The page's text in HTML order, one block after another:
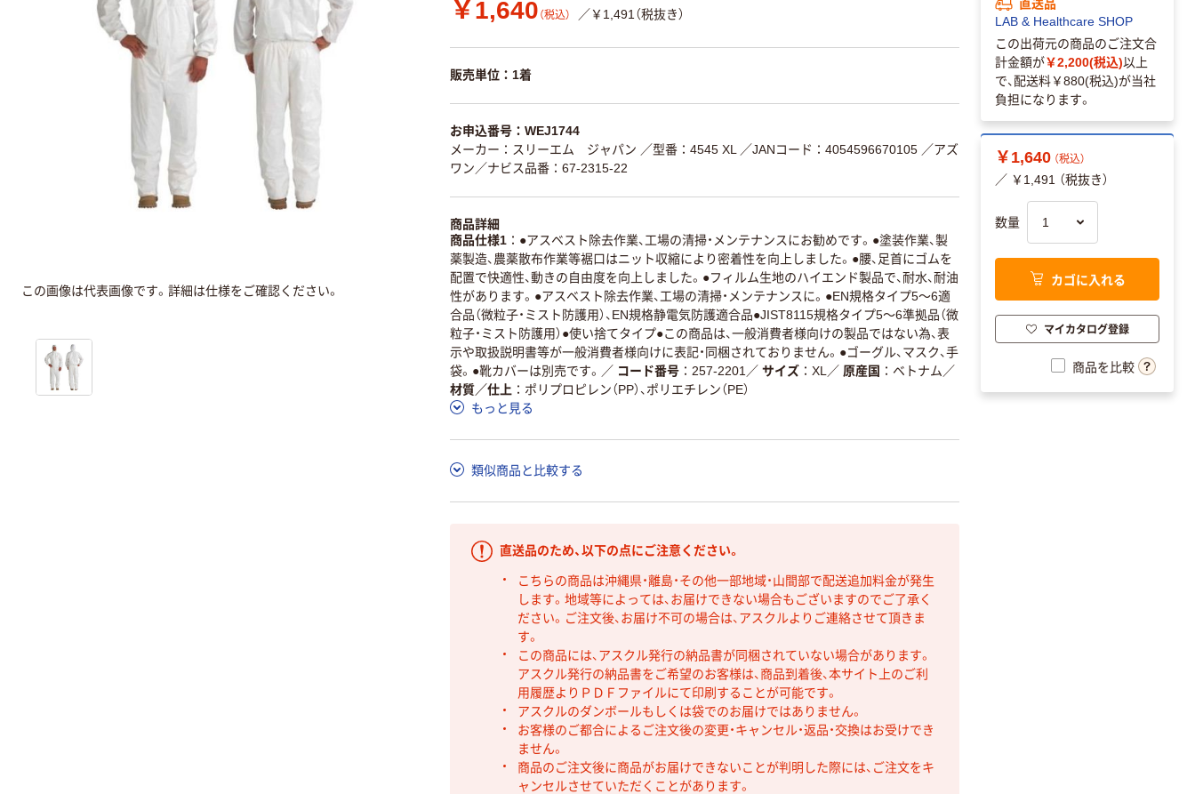
￥1,640 （税込） ／￥1,491（税抜き）
販売単位：1着
お申込番号：WEJ1744
メーカー：スリーエム ジャパン ／型番：4545 XL ／JANコード：4054596670105 ／アズ
ワン／ナビス品番：67-2315-22
商品詳細
商品仕様1
●アスベスト除去作業、工場の清掃・メンテナンスにお勧めです。●塗装作業、製
薬製造、農薬散布作業等裾口はニット収縮により密着性を向上しました。●腰、足首にゴムを
配置で快適性、動きの自由度を向上しました。●フィルム生地のハイエンド製品で、耐水、耐油
性があります。●アスベスト除去作業、工場の清掃・メンテナンスに。●EN規格タイプ5～6適
合品（微粒子・ミスト防護用）、EN規格静電気防護適合品●JIST8115規格タイプ5～6準拠品（微
粒子・ミスト防護用）●使い捨てタイプ●この商品は、一般消費者様向けの製品ではない為、表
示や取扱説明書等が一般消費者様向けに表記・同梱されておりません。●ゴーグル、マスク、手
袋。●靴カバーは別売です。 ／ コード番号 257-2201 ／ サイズ XL ／ 原産国 ベトナム ／
材質／仕上
ポリプロピレン（PP）、ポリエチレン（PE）
もっと見る
類似商品と比較する
直送品のため、以下の点にご注意ください。
こちらの商品は沖縄県・離島・その他一部地域・山間部で配送追加料金が発生
します。地域等によっては、お届けできない場合もございますのでご了承く
ださい。ご注文後、お届け不可の場合は、アスクルよりご連絡させて頂きま
す。
この商品には、アスクル発行の納品書が同梱されていない場合があります。
アスクル発行の納品書をご希望のお客様は、商品到着後、本サイト上のご利
用履歴よりＰＤＦファイルにて印刷することが可能です。
アスクルのダンボールもしくは袋でのお届けではありません。
お客様のご都合によるご注文後の変更・キャンセル・返品・交換はお受けでき
ません。
商品のご注文後に商品がお届けできないことが判明した際には、ご注文をキ
ャンセルさせていただくことがあります。
この画像は代表画像です。詳細は仕様をご確認ください。
LAB & Healthcare SHOP
この出荷元の商品のご注文合
計金額が￥2,200(税込)以上
で、配送料￥880(税込)が当社
負担になります。
￥1,640 （税込）
／ ￥1,491 （税抜き）
数量
カゴに入れる
マイカタログ登録
商品を比較